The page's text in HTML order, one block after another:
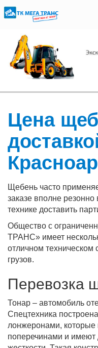
Цена
Щебень часто
заказе вполне резонно
технике доставить
Общество с
ТРАНС» имеет
отличном техническом
грузов.
Перевозка
Тонар – автомобиль
Спецтехника
лонжеронами,
поперечинами и имеют